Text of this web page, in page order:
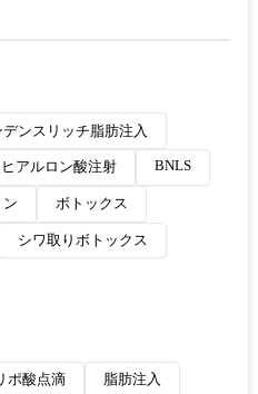
デンスリッチ脂肪注入
ヒアルロン酸注射 BNLS
ン ボトックス
シワ取りボトックス
ポ酸点滴 脂肪注入